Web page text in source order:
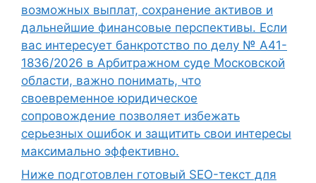
возможных выплат, сохранение активов и
дальнейшие финансовые перспективы. Если
вас интересует банкротство по делу № А41-
1836/2026 в Арбитражном суде Московской
области, важно понимать, что
своевременное юридическое
сопровождение позволяет избежать
серьезных ошибок и защитить свои интересы
максимально эффективно.
Ниже подготовлен готовый SEO-текст для